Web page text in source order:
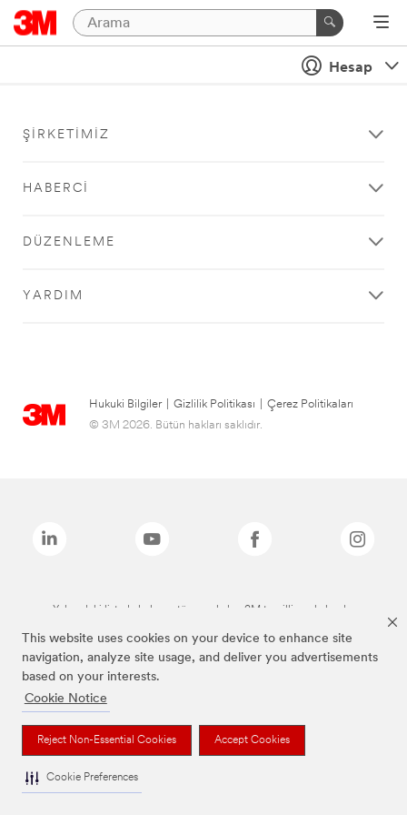
This website uses cookies on your device to enhance site
navigation, analyze site usage, and deliver you advertisements
based on your interests.
Cookie Notice
Reject Non-Essential Cookies Accept Cookies
Cookie Preferences
Hesap
ŞIRKETIMIZ
HABERCI
DÜZENLEME
YARDIM
Hukuki Bilgiler Gizlilik Politikası
Çerez Politikaları
© 3M 2026. Bütün hakları saklıdır.
Yukarıdaki listede bulunan tüm markalar, 3M tescilli markalarıdır.